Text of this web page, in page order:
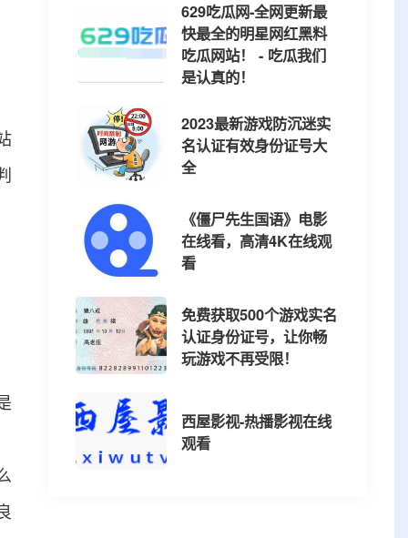
629吃瓜网-全网更新最
快最全的明星网红黑料
吃瓜网站！ - 吃瓜我们
是认真的！
2023最新游戏防沉迷实
名认证有效身份证号大
全
《僵尸先生国语》电影
在线看，高清4K在线观
看
免费获取500个游戏实名
认证身份证号，让你畅
玩游戏不再受限！
西屋影视-热播影视在线
观看